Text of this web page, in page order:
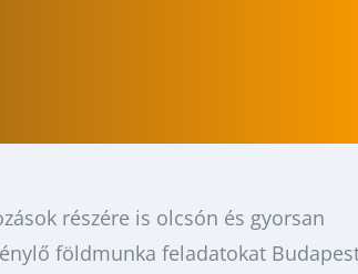
részére is olcsón és gyorsan
földmunka feladatokat